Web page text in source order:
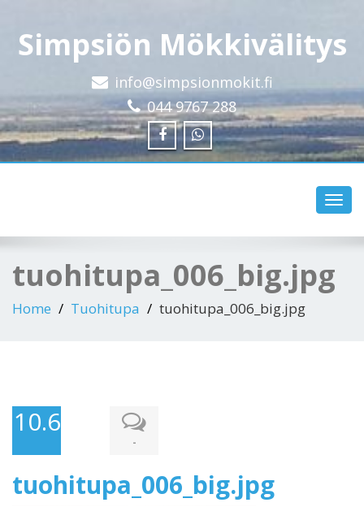
Simpsiön Mökkivälitys
info@simpsionmokit.fi
044 9767 288
tuohitupa_006_big.jpg
Home Tuohitupa tuohitupa_006_big.jpg
10.6.2014
-
tuohitupa_006_big.jpg